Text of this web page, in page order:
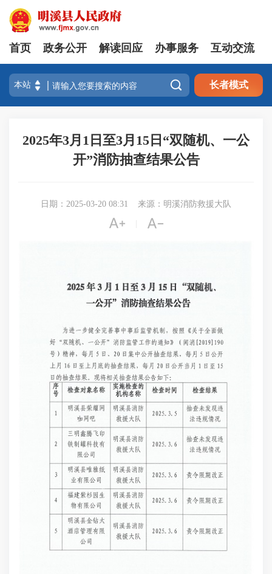
首页 政务公开 解读回应 办事服务 互动交流
 长者模式
2025年3月1日至3月15日“双随机、一公
开”消防抽查结果公告
日期：2025-03-20 08:31 来源：明溪消防救援大队
 